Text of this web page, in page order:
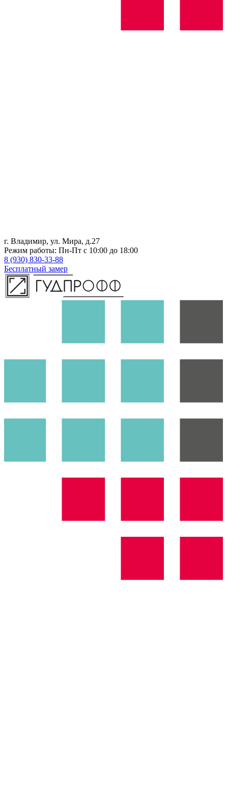
г. Владимир, ул. Мира, д.27
Режим работы: Пн-Пт с 10:00 до 18:00
8 (930) 830-33-88
Бесплатный замер